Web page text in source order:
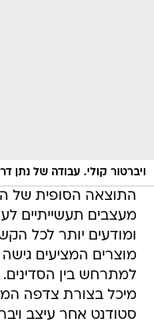
ויברטור קולי. עבודה של נתן
התוצאה הסופית של
מעצבים תעשייתיים
ומודעים יותר לכל
מוצרים המציעים
למתרחש בין
מיכל בצורת צדפה
סטודנט אחר עיצב